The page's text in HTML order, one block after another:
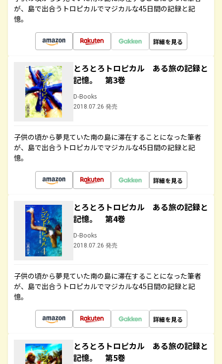
が、島で出合うトロピカルでマジカルな45日間の記録と記
憶。
詳細を見る
とろとろトロピカル ある旅の記録と
記憶。 第3巻
D-Books
2018.07.26 発売
子供の頃から夢見ていた南の島に滞在することになった筆者
が、島で出合うトロピカルでマジカルな45日間の記録と記
憶。
詳細を見る
とろとろトロピカル ある旅の記録と
記憶。 第4巻
D-Books
2018.07.26 発売
子供の頃から夢見ていた南の島に滞在することになった筆者
が、島で出合うトロピカルでマジカルな45日間の記録と記
憶。
詳細を見る
とろとろトロピカル ある旅の記録と
記憶。 第5巻